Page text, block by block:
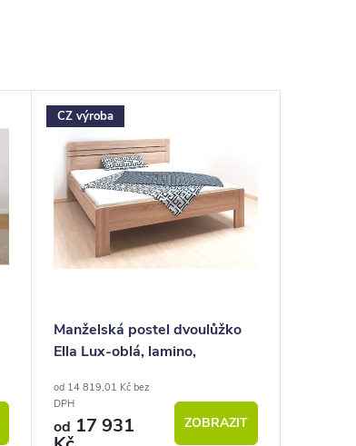
CZ výroba
Manželská postel dvoulůžko
Ella Lux-oblá, lamino,
od 14 819,01 Kč bez
DPH
od 17 931 ZOBRAZIT